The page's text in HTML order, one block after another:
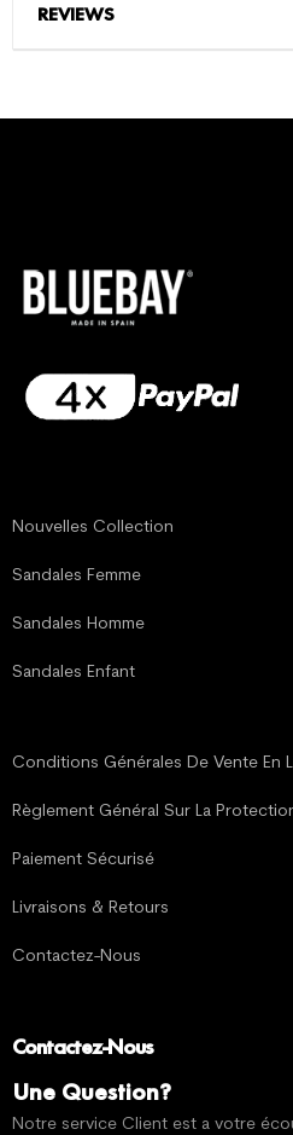
REVIEWS
Nouvelles Collection
Sandales Femme
Sandales Homme
Sandales Enfant
Conditions Générales De Vente En
Règlement Général Sur La
Paiement Sécurisé
Livraisons & Retours
Contactez-Nous
Contactez-Nous
Une Question?
Notre service Client est a votre